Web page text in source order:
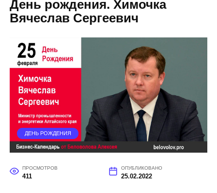
День рождения. Химочка
Вячеслав Сергеевич
ДЕНЬ РОЖДЕНИЯ
ПРОСМОТРОВ
411
ОПУБЛИКОВАНО
25.02.2022